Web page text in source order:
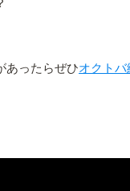
あったらぜひオクト